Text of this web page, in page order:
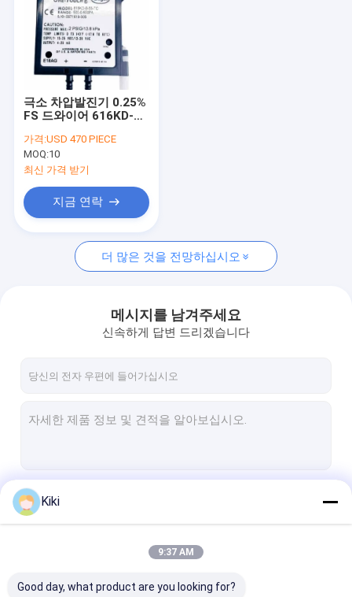
극소 차압발진기 0.25%
FS 드와이어 616KD-B-
가격:USD 470 PIECE
MOQ:10
최신 가격 받기
지금 연락
더 많은 것을 전망하십시오
메시지를 남겨주세요
신속하게 답변 드리겠습니다
Kiki
9:37 AM
Good day, what product are you looking for?